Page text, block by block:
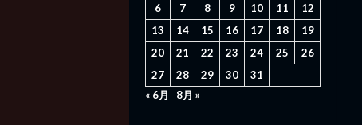
6
7 8 9 10 11
12
13
14 15 16 17 18
19
20
21 22 23 24 25
26
27
28 29 30
31
« 6月
8月 »